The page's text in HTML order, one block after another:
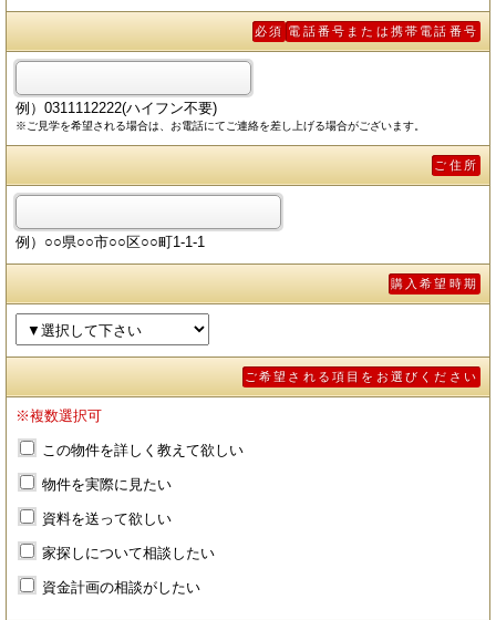
電話番号または携帯電話番号
必須
例）0311112222(ハイフン不要)
※ご見学を希望される場合は、お電話にてご連絡を差し上げる場合がございます。
ご住所
例）○○県○○市○○区○○町1-1-1
購入希望時期
ご希望される項目をお選びください
※複数選択可
この物件を詳しく教えて欲しい
物件を実際に見たい
資料を送って欲しい
家探しについて相談したい
資金計画の相談がしたい